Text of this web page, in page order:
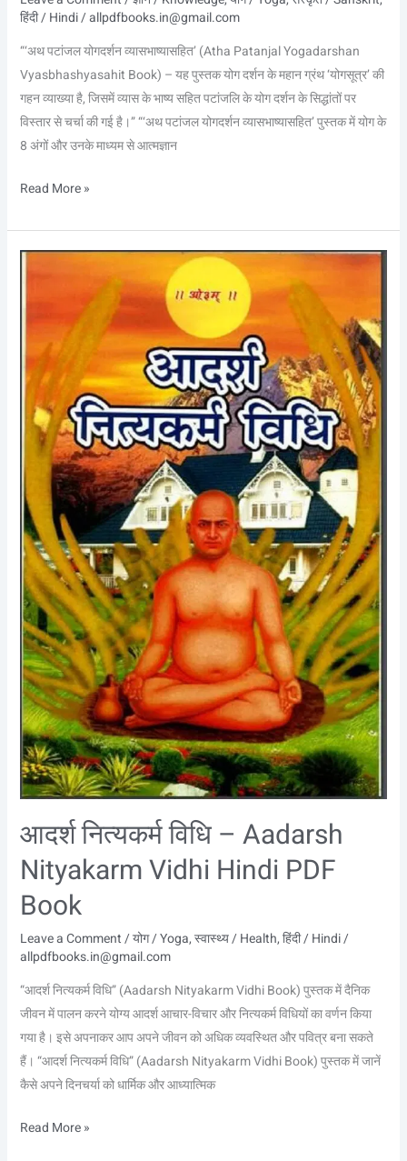
हिंदी / Hindi/allpdfbooks.in@gmail.com
“‘अथ पटांजल योगदर्शन व्यासभाष्यासहित’ (Atha Patanjal Yogadarshan
Vyasbhashyasahit Book) – यह पुस्तक योग दर्शन के महान ग्रंथ ‘योगसूत्र’ की
गहन व्याख्या है, जिसमें व्यास के भाष्य सहित पटांजलि के योग दर्शन के सिद्धांतों पर
विस्तार से चर्चा की गई है।” “‘अथ पटांजल योगदर्शन व्यासभाष्यासहित’ पुस्तक में योग के
8 अंगों और उनके माध्यम से आत्मज्ञान
Read More »
आदर्श नित्यकर्म विधि – Aadarsh
Nityakarm Vidhi Hindi PDF
Book
Leave a Comment/योग / Yoga,स्वास्थ्य / Health,हिंदी / Hindi/
allpdfbooks.in@gmail.com
“आदर्श नित्यकर्म विधि” (Aadarsh Nityakarm Vidhi Book) पुस्तक में दैनिक
जीवन में पालन करने योग्य आदर्श आचार-विचार और नित्यकर्म विधियों का वर्णन किया
गया है। इसे अपनाकर आप अपने जीवन को अधिक व्यवस्थित और पवित्र बना सकते
हैं। “आदर्श नित्यकर्म विधि” (Aadarsh Nityakarm Vidhi Book) पुस्तक में जानें
कैसे अपने दिनचर्या को धार्मिक और आध्यात्मिक
आदर्श
विधि
Aadarsh
Nityakarm
Vidhi
Hindi
PDF
Book
Read More »